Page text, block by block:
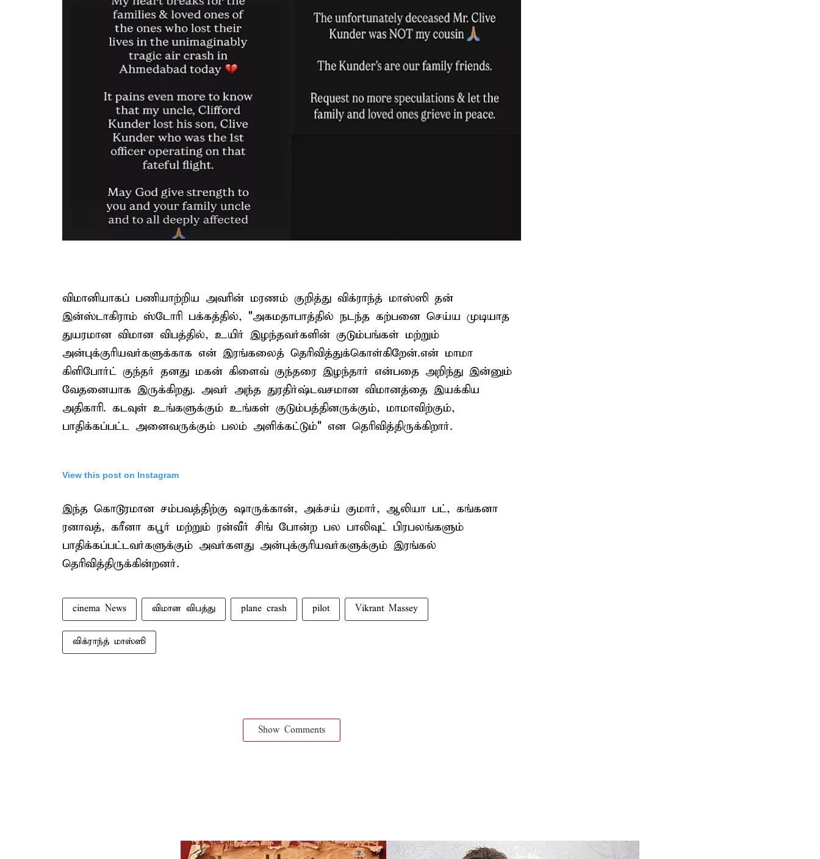
விமானியாகப் பணியாற்றிய அவரின் மரணம் குறித்து விக்ராந்த் மாஸ்ஸி தன்
இன்ஸ்டாகிராம் ஸ்டோரி பக்கத்தில், "அகமதாபாத்தில் நடந்த கற்பனை செய்ய முடியாத
துயரமான விமான விபத்தில், உயிர் இழந்தவர்களின் குடும்பங்கள் மற்றும்
அன்புக்குரியவர்களுக்காக என் இரங்கலைத் தெரிவித்துக்கொள்கிறேன்.என் மாமா
கிளிபோர்ட் குந்தர் தனது மகன் கிளைவ் குந்தரை இழந்தார் என்பதை அறிந்து இன்னும்
வேதனையாக இருக்கிறது. அவர் அந்த துரதிர்ஷ்டவசமான விமானத்தை இயக்கிய
அதிகாரி. கடவுள் உங்களுக்கும் உங்கள் குடும்பத்தினருக்கும், மாமாவிற்கும்,
பாதிக்கப்பட்ட அனைவருக்கும் பலம் அளிக்கட்டும்" என தெரிவித்திருக்கிறார்.
View this post on Instagram
இந்த கொடூரமான சம்பவத்திற்கு ஷாருக்கான், அக்சய் குமார், ஆலியா பட், கங்கனா
ரனாவத், கரீனா கபூர் மற்றும் ரன்வீர் சிங் போன்ற பல பாலிவுட் பிரபலங்களும்
பாதிக்கப்பட்டவர்களுக்கும் அவர்களது அன்புக்குரியவர்களுக்கும் இரங்கல்
தெரிவித்திருக்கின்றனர்.
cinema News விமான விபத்து plane crash pilot Vikrant Massey
விக்ராந்த் மாஸ்ஸி
Show Comments